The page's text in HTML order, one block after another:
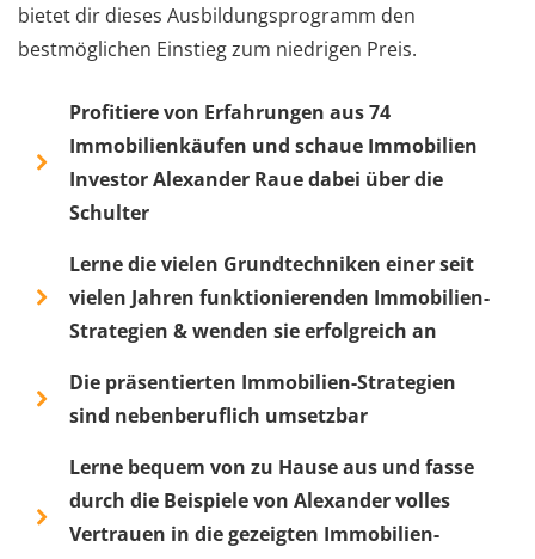
bietet dir dieses Ausbildungsprogramm den
bestmöglichen Einstieg zum niedrigen Preis.
Profitiere von Erfahrungen aus 74
Immobilienkäufen und schaue Immobilien
Investor Alexander Raue dabei über die
Schulter
Lerne die vielen Grundtechniken einer seit
vielen Jahren funktionierenden Immobilien-
Strategien & wenden sie erfolgreich an
Die präsentierten Immobilien-Strategien
sind nebenberuflich umsetzbar
Lerne bequem von zu Hause aus und fasse
durch die Beispiele von Alexander volles
Vertrauen in die gezeigten Immobilien-